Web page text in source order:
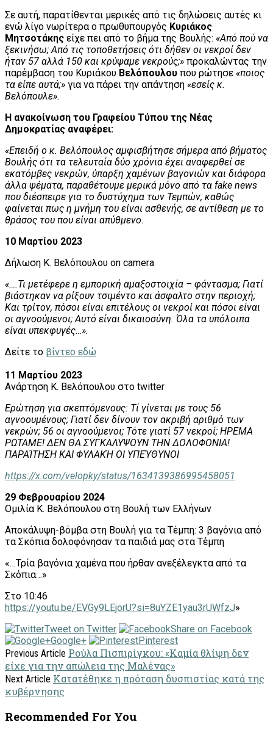
Σε αυτή, παρατίθενται μερικές από τις δηλώσεις αυτές κι
ενώ λίγο νωρίτερα ο πρωθυπουργός Κυριάκος
Μητσοτάκης είχε πει από το βήμα της Βουλής: «Από πού να
ξεκινήσω; Από τις τοποθετήσεις ότι δήθεν οι νεκροί δεν
ήταν 57 αλλά 150 και κρύψαμε νεκρούς;» προκαλώντας την
παρέμβαση του Κυριάκου Βελόπουλου που ρώτησε «ποιος
τα είπε αυτά;» για να πάρει την απάντηση «εσείς κ.
Βελόπουλε».
Η ανακοίνωση του Γραφείου Τύπου της Νέας
Δημοκρατίας αναφέρει:
«Επειδή ο κ. Βελόπουλος αμφισβήτησε σήμερα από βήματος
Βουλής ότι τα τελευταία δύο χρόνια έχει αναφερθεί σε
εκατόμβες νεκρών, ύπαρξη χαμένων βαγονιών και διάφορα
άλλα ψέματα, παραθέτουμε μερικά μόνο από τα fake news
που διέσπειρε για το δυστύχημα των Τεμπών, καθώς
φαίνεται πως η μνήμη του είναι ασθενής, σε αντίθεση με το
θράσος του που είναι απύθμενο.
10 Μαρτίου 2023
Δήλωση Κ. Βελόπουλου on camera
«….Τι μετέφερε η εμπορική αμαξοστοιχία – φάντασμα; Γιατί
βιάστηκαν να ρίξουν τσιμέντο και άσφαλτο στην περιοχή;
Και τρίτον, πόσοι είναι επιτέλους οι νεκροί και πόσοι είναι
οι αγνοούμενοι; Αυτό είναι δικαιοσύνη. Όλα τα υπόλοιπα
είναι υπεκφυγές…».
Δείτε το βίντεο εδώ
11 Μαρτίου 2023
Ανάρτηση Κ. Βελόπουλου στο twitter
Ερώτηση για σκεπτόμενους: Τί γίνεται με τους 56
αγνοουμένους; Γιατί δεν δίνουν τον ακριβή αριθμό των
νεκρών; 56 οι αγνοούμενοι; Τότε γιατί 57 νεκροί; ΗΡΕΜΑ
ΡΩΤΑΜΕ! ΔΕΝ ΘΑ ΣΥΓΚΑΛΥΨΟΥΝ ΤΗΝ ΔΟΛΟΦΟΝΙΑ!
ΠΑΡΑΊΤΗΣΗ ΚΑΙ ΦΥΛΑΚΉ ΟΙ ΥΠΕΎΘΥΝΟΙ
https://x.com/velopky/status/1634139386995458051
29 Φεβρουαρίου 2024
Ομιλία Κ. Βελόπουλου στη Βουλή των Ελλήνων
Αποκάλυψη-βόμβα στη Βουλή για τα Τέμπη: 3 βαγόνια από
τα Σκόπια δολοφόνησαν τα παιδιά μας στα Τέμπη
«…Τρία βαγόνια χαμένα που ήρθαν ανεξέλεγκτα από τα
Σκόπια…»
Στο 10:46
https://youtu.be/EVGy9LEjorU?si=8uYZE1yau3rUWfzJ»
Tweet on Twitter
Share on Facebook
Google+
Pinterest
Previous Article Ρούλα Πισπιρίγκου: «Καμία θλίψη δεν
είχε για την απώλεια της Μαλένας»
Next Article Κατατέθηκε η πρόταση δυσπιστίας κατά της
κυβέρνησης
Recommended For You